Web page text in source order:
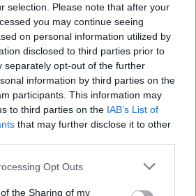
selection. Please note that after your
you may continue seeing
on personal information utilized by
disclosed to third parties prior to
separately opt-out of the further
information by third parties on the
participants. This information may
to third parties on the IAB’s List of
that may further disclose it to other
Opt Outs
the Sharing of my
dimensioni dell'azienda, dal
dei competitor, dagli obiettivi del
capacità di investimento.
queste variabili, Hylink può
più appropriata per raggiungere
per competere con successo e
attraverso strategie efficaci,
innovativi. Un aspetto che
quando si decide di
Cina non è un piano a breve
essere pronti a questo e